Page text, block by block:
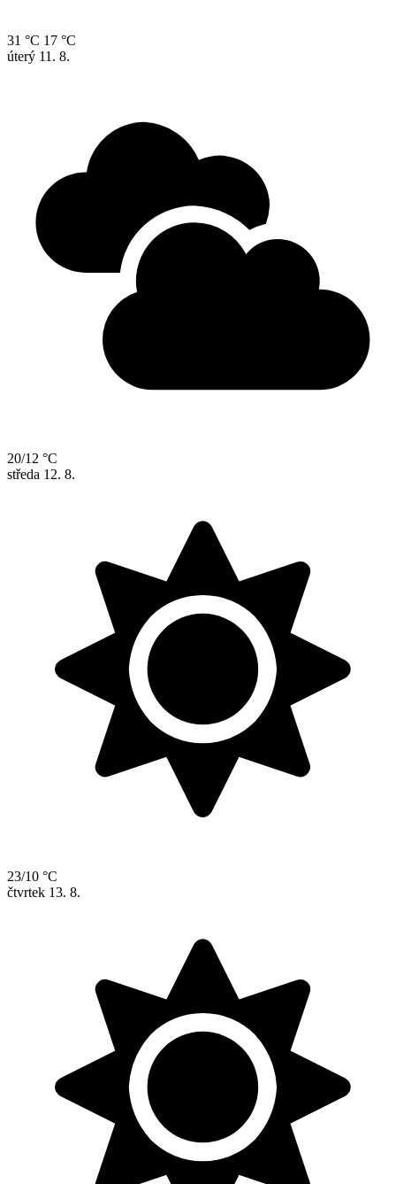
31 °C 17 °C
úterý 11. 8.
20/12 °C
středa 12. 8.
23/10 °C
čtvrtek 13. 8.